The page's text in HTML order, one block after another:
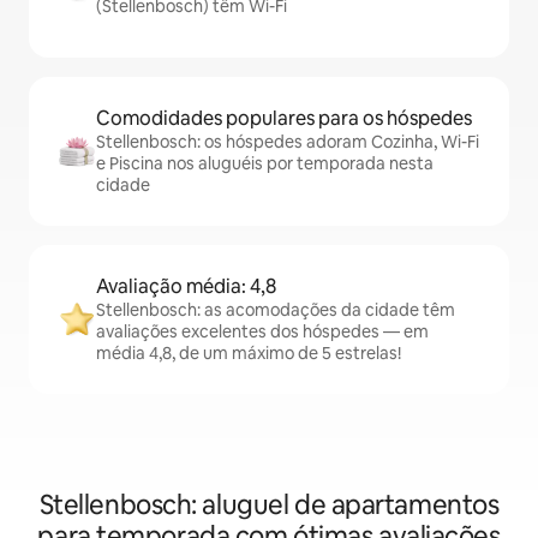
(Stellenbosch) têm Wi-Fi
Comodidades populares para os hóspedes
Stellenbosch: os hóspedes adoram Cozinha, Wi-Fi
e Piscina nos aluguéis por temporada nesta
cidade
Avaliação média: 4,8
Stellenbosch: as acomodações da cidade têm
avaliações excelentes dos hóspedes — em
média 4,8, de um máximo de 5 estrelas!
Stellenbosch: aluguel de apartamentos